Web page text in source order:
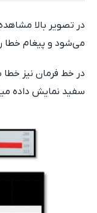
در تصویر بالا
می‌شود و پیغام خطا
در خط فرمان نیز خطا
سفید نمایش داده می‎شود. (به تصاویر زیر دقت کنید.)